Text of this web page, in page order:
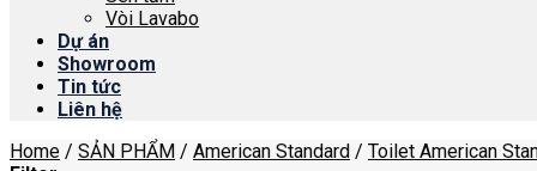
Vòi Lavabo
Dự án
Showroom
Tin tức
Liên hệ
Home / SẢN PHẨM / American Standard / Toilet American